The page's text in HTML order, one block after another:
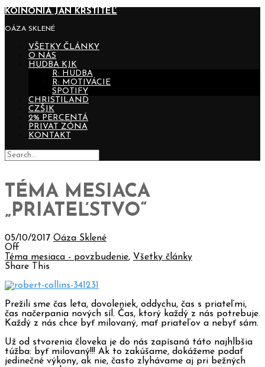
KOINONIA JÁN KRSTITEĽ
OÁZA SKLENÉ
VŠETKY ČLÁNKY
O NÁS
HUDBA KJK
R: HUDBA
R: MOTIVÁCIE
SPOTIFY
CHRISTILAND
CZŠJK
2% PERCENTÁ
PRIVAT ZÓNA
KONTAKT
TÉMA MESIACA
„PRIATEĽSTVO“
05/10/2017 Oáza Sklené
Off
Téma mesiaca - povzbudenie, Všetky články
Share This
Prežili sme čas leta, dovoleniek, oddychu, čas s priateľmi,
čas načerpania nových síl. Čas, ktorý každý z nás potrebuje.
Každý z nás chce byť milovaný, mať priateľov a nebyť sám.
Už od stvorenia človeka je do nás zapísaná táto najhlbšia
túžba: byť milovaný!!! Ak to zakúšame, dokážeme podať
jedinečné výkony, ak nie, často zlyhávame aj pri bežných